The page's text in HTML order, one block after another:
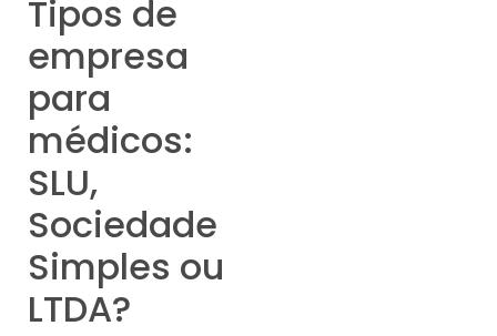
Tipos de
empresa
para
médicos:
SLU,
Sociedade
Simples ou
LTDA?